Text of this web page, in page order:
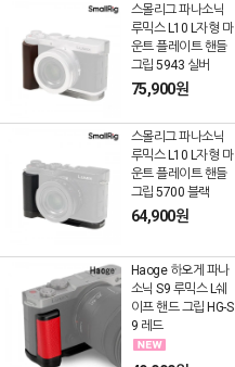
스몰리그 파나소닉
루믹스 L10 L자형 마
운트 플레이트 핸들
그립 5943 실버
75,900원
스몰리그 파나소닉
루믹스 L10 L자형 마
운트 플레이트 핸들
그립 5700 블랙
64,900원
Haoge 하오게 파나
소닉 S9 루믹스 L쉐
이프 핸드 그립 HG-S
9 레드